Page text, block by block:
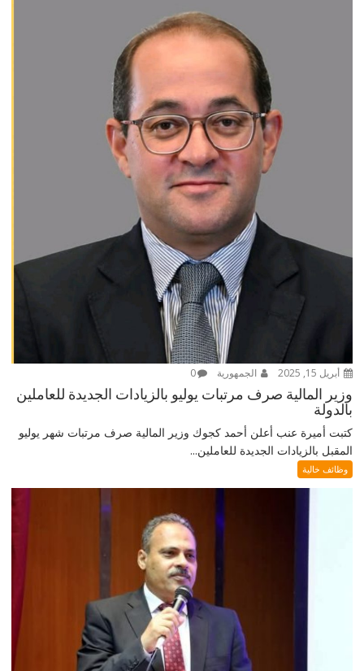
أبريل 15, 2025 الجمهورية 0
وزير المالية صرف مرتبات يوليو بالزيادات الجديدة للعاملين
بالدولة
كتبت أميرة عنب أعلن أحمد كجوك وزير المالية صرف مرتبات شهر يوليو
المقبل بالزيادات الجديدة للعاملين...
وظائف خالية